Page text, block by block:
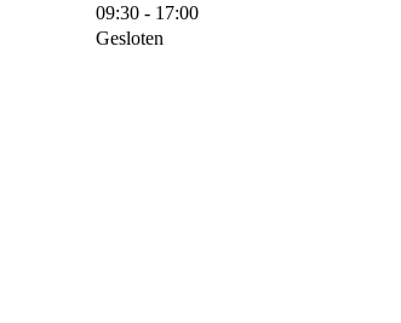
09:30 - 17:00
Gesloten